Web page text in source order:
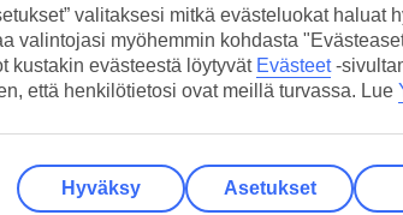
TUI-sovellus nyt!
Lataa sovellus kätevästi lukemalla
QR-koodi puhelimesi kameralla.
valitaksesi mitkä evästeluokat haluat
valintojasi myöhemmin kohdasta
kustakin evästeestä löytyvät Evästeet-
että henkilötietosi ovat meillä turvassa. Lue
Hyväksy Asetukset